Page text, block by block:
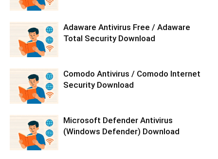
Adaware Antivirus Free / Adaware
Total Security Download
Comodo Antivirus / Comodo Internet
Security Download
Microsoft Defender Antivirus
(Windows Defender) Download